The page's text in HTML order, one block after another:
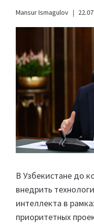
Mansur Ismagulov
В Узбекистане до
внедрить
интеллекта в
приоритетных